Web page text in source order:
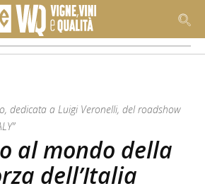
dedicata a Luigi Veronelli, del roadshow
al mondo della
dell’Italia